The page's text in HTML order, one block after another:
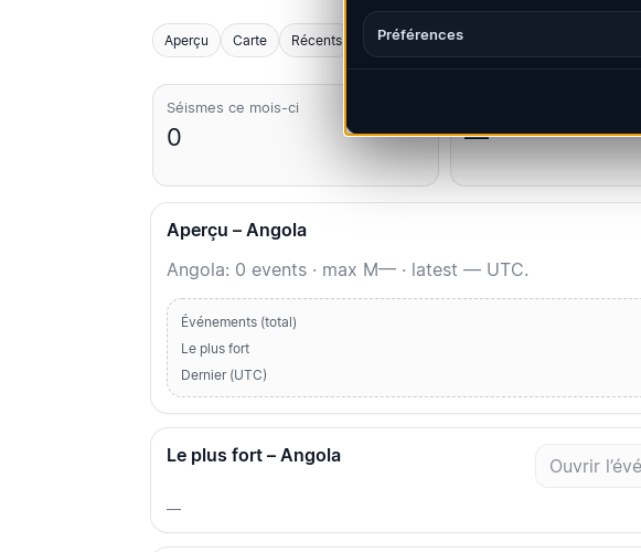
Préférences
Aperçu Carte Récents Graphiques Principales régions
Séismes ce mois-ci
0 —
Aperçu – Angola
Angola: 0 events · max M— · latest — UTC.
Événements (total)
Le plus fort
Dernier (UTC)
Le plus fort – Angola Ouvrir
—